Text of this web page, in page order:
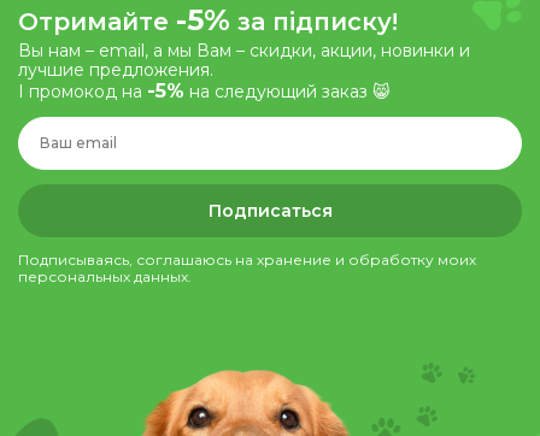
Отримайте -5% за підписку!
Вы нам – email, а мы Вам – скидки, акции, новинки и
лучшие предложения.
І промокод на -5% на следующий заказ 😸
Подписаться
Подписываясь, соглашаюсь на хранение и обработку моих
персональных данных.